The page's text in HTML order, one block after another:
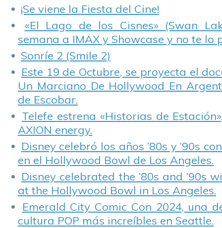
¡Se viene la Fiesta del Cine!
«El Lago de los Cisnes» (Swan
semana a IMAX y Showcase y no te lo
Sonríe 2 (Smile 2)
Este 19 de Octubre, se proyecta el
Un Marciano De Hollywood En
de Escobar.
Telefe estrena «Historias de
AXION energy.
Disney celebró los años ’80s y ’90s
en el Hollywood Bowl de Los Angeles.
Disney celebrated the ’80s and ’90s
at the Hollywood Bowl in Los Angeles.
Emerald City Comic Con 2024, una
cultura POP más increíbles en Seattle.